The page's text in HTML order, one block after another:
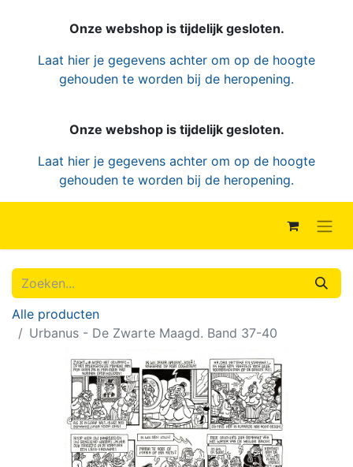
Onze webshop is tijdelijk gesloten.
Laat hier je gegevens achter om op de hoogte
gehouden te worden bij de heropening.
Onze webshop is tijdelijk gesloten.
Laat hier je gegevens achter om op de hoogte
gehouden te worden bij de heropening.
Alle producten
Urbanus - De Zwarte Maagd. Band 37-40